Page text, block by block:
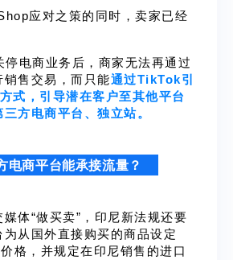
应对之策的同时，卖家已经
停电商业务后，商家无法再通过
售交易，而只能通过TikTok引
式，引导潜在客户至其他平台
方电商平台、独立站。
电商平台能承接流量？
体“做买卖”，印尼新法规还要
从国外直接购买的商品设定
格，并规定在印尼销售的进口